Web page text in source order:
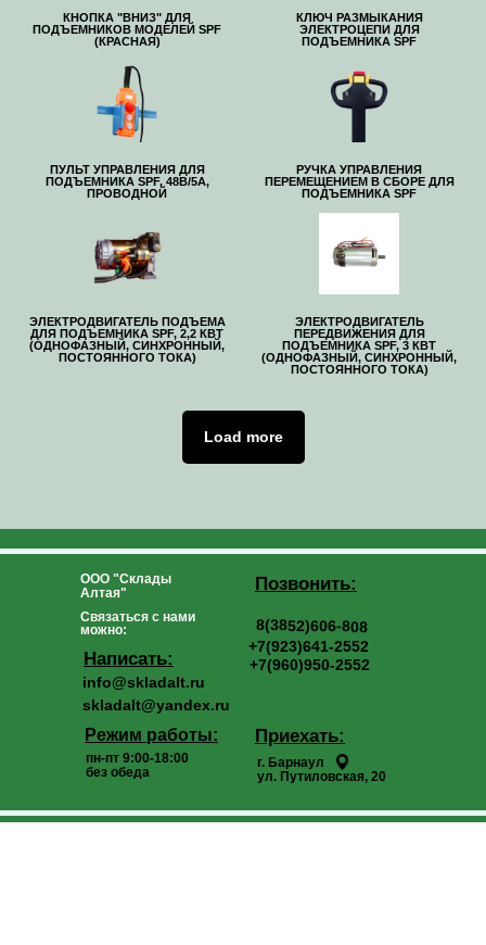
КНОПКА "ВНИЗ" ДЛЯ
ПОДЪЕМНИКОВ МОДЕЛЕЙ SPF
(КРАСНАЯ)
КЛЮЧ РАЗМЫКАНИЯ
ЭЛЕКТРОЦЕПИ ДЛЯ
ПОДЪЕМНИКА SPF
ПУЛЬТ УПРАВЛЕНИЯ ДЛЯ
ПОДЪЕМНИКА SPF, 48В/5А,
ПРОВОДНОЙ
РУЧКА УПРАВЛЕНИЯ
ПЕРЕМЕЩЕНИЕМ В СБОРЕ ДЛЯ
ПОДЪЕМНИКА SPF
ЭЛЕКТРОДВИГАТЕЛЬ ПОДЪЕМА
ДЛЯ ПОДЪЕМНИКА SPF, 2,2 КВТ
(ОДНОФАЗНЫЙ, СИНХРОННЫЙ,
ПОСТОЯННОГО ТОКА)
ЭЛЕКТРОДВИГАТЕЛЬ
ПЕРЕДВИЖЕНИЯ ДЛЯ
ПОДЪЕМНИКА SPF, 3 КВТ
(ОДНОФАЗНЫЙ, СИНХРОННЫЙ,
ПОСТОЯННОГО ТОКА)
Load more
пн-пт 9:00-18:00
без обеда
г. Барнаул
ул. Путиловская, 20
info@skladalt.ru
Связаться с нами
можно:
ООО "Склады
Алтая"
Позвонить:
Написать:
Приехать:
+7(923)641-2552
+7(960)950-2552
8(3852)606-808
Режим работы:
skladalt@yandex.ru